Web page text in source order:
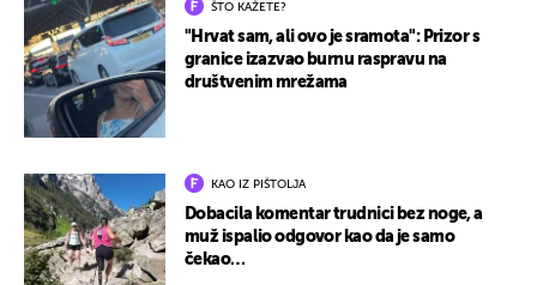
ŠTO KAŽETE?
"Hrvat sam, ali ovo je sramota": Prizor s
granice izazvao burnu raspravu na
društvenim mrežama
KAO IZ PIŠTOLJA
Dobacila komentar trudnici bez noge, a
muž ispalio odgovor kao da je samo
čekao…